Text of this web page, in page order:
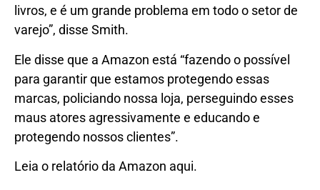
livros, e é um grande problema em todo o setor de
varejo”, disse Smith.
Ele disse que a Amazon está “fazendo o possível
para garantir que estamos protegendo essas
marcas, policiando nossa loja, perseguindo esses
maus atores agressivamente e educando e
protegendo nossos clientes”.
Leia o relatório da Amazon aqui.